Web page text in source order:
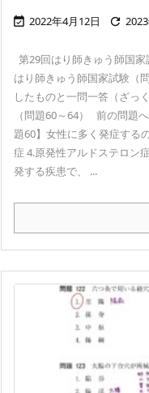
 2022年4月12日 
第29回はり師きゅう師国
はり師きゅう師国家試験（
したものと一問一答（ざっ
（問題60～64） 前の問
題60】女性に多く発症する
症 4.原発性アルドステロン
発する疾患で、 ...